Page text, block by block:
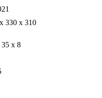
330 х 310
35 x 8